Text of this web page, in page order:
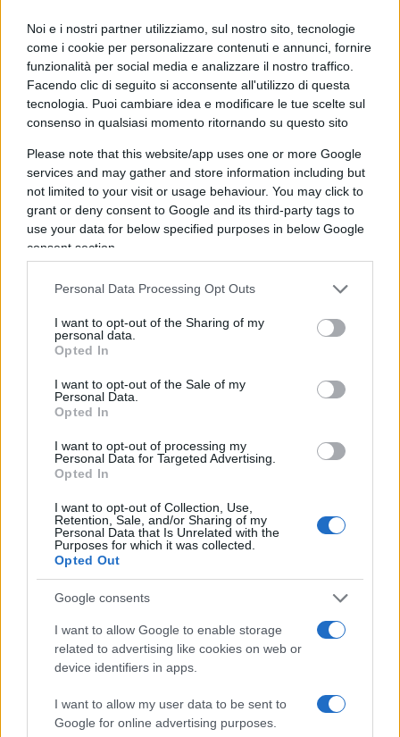
Noi e i nostri partner utilizziamo, sul nostro sito, tecnologie
come i cookie per personalizzare contenuti e annunci, fornire
funzionalità per social media e analizzare il nostro traffico.
Facendo clic di seguito si acconsente all'utilizzo di questa
tecnologia. Puoi cambiare idea e modificare le tue scelte sul
consenso in qualsiasi momento ritornando su questo sito
Please note that this website/app uses one or more Google
services and may gather and store information including but
not limited to your visit or usage behaviour. You may click to
grant or deny consent to Google and its third-party tags to
use your data for below specified purposes in below Google
consent section.
Personal Data Processing Opt Outs
I want to opt-out of the Sharing of my
personal data.
Opted In
I want to opt-out of the Sale of my
Personal Data.
Opted In
I want to opt-out of processing my
Personal Data for Targeted Advertising.
Opted In
I want to opt-out of Collection, Use,
Retention, Sale, and/or Sharing of my
Personal Data that Is Unrelated with the
Purposes for which it was collected.
Opted Out
Google consents
I want to allow Google to enable storage
related to advertising like cookies on web or
device identifiers in apps.
I want to allow my user data to be sent to
Google for online advertising purposes.
della vigile attesa e tachipirina?VERGOGNA!!!
Rispondi
Paola Marchesin
26 Giugno 2023, 9:45 9:45
Discostiamoci per carita’ ! Noi siamo altro‼️ Da secoli si
combatte il comunismo ed ora vogliamo gettarci a capofitto
nelle mani di questi pazzi? Conserviamo con tutte le forze la
NS democrazia conquistata a caro prezzo!
Rispondi
IL PIÙ LETTO DEL MESE